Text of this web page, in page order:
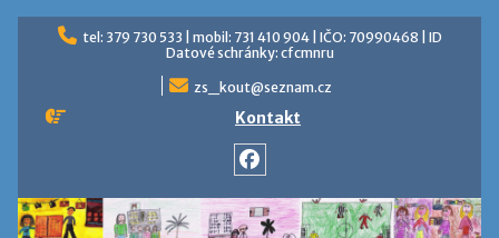
Skip
tel: 379 730 533 | mobil: 731 410 904 | IČO: 70990468 | ID
Datové schránky: cfcmnru
zs_kout@seznam.cz
Kontakt